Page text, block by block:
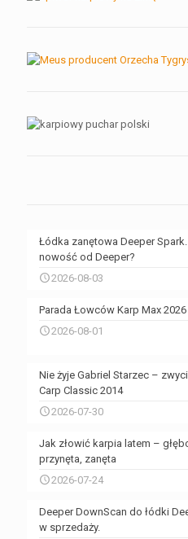
Łódka zanętowa Deeper
nowość od Deeper?
2026-08-03
Parada Łowców Karp Max
2026-08-01
Nie żyje Gabriel Starzec –
Carp Classic 2014
2026-07-30
Jak złowić karpia latem –
przynęta, zanęta
2026-07-24
Deeper DownScan do łódki
w sprzedaży.